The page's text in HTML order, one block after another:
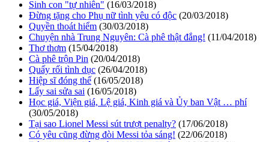
Sinh con "tự nhiên" (16/03/2018)
Đừng tặng cho Phụ nữ tình yêu có độc (20/03/2018)
Quyền thoát hiểm (30/03/2018)
Chuyện nhà Trung Nguyên: Cà phê thật đắng! (11/04/2018)
Thơ thơm (15/04/2018)
Cà phê trộn Pin (20/04/2018)
Quấy rối tình dục (26/04/2018)
Hiệp sĩ đóng thế (16/05/2018)
Lấy sai sửa sai (16/05/2018)
Học giá, Viện giá, Lệ giá, Kinh giá và Ủy ban Vật … phí
(30/05/2018)
Tại sao Lionel Messi sút trượt penalty? (17/06/2018)
Có yêu cũng đừng đòi Messi tỏa sáng! (22/06/2018)